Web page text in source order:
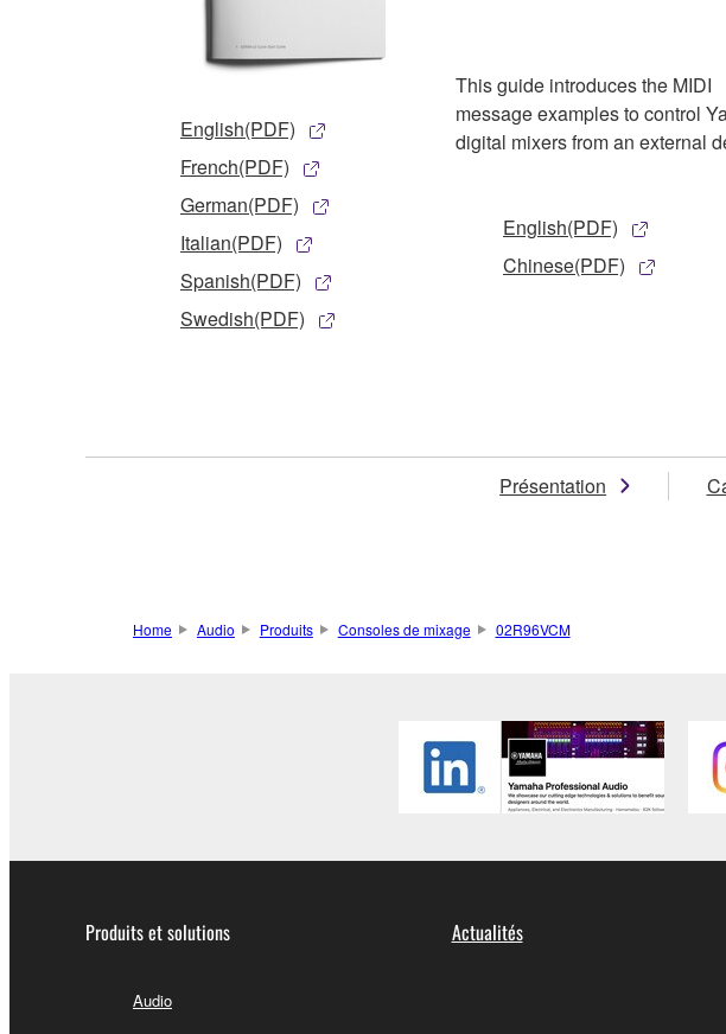
English(PDF)
French(PDF)
German(PDF)
Italian(PDF)
Spanish(PDF)
Swedish(PDF)
This guide introduces the MIDI
message examples to control
digital mixers from an external
English(PDF)
Chinese(PDF)
Présentation
Home Audio Produits Consoles de mixage 02R96VCM
Produits et solutions
Audio
Actualités